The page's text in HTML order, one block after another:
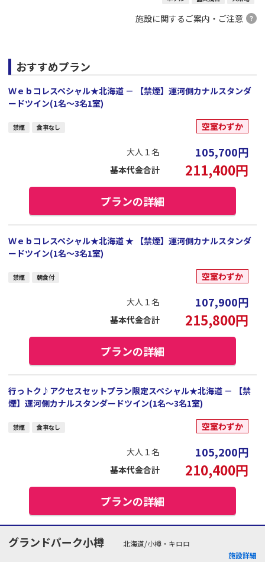
施設に関するご案内・ご注意
おすすめプラン
Ｗｅｂコレスペシャル★北海道 － 【禁煙】運河側カナルスタンダ
ードツイン(1名～3名1室)
禁煙 食事なし 空室わずか
大人１名 105,700円
基本代金合計 211,400円
プランの詳細
Ｗｅｂコレスペシャル★北海道 ★ 【禁煙】運河側カナルスタンダ
ードツイン(1名～3名1室)
禁煙 朝食付 空室わずか
大人１名 107,900円
基本代金合計 215,800円
プランの詳細
行っトク♪アクセスセットプラン限定スペシャル★北海道 － 【禁
煙】運河側カナルスタンダードツイン(1名～3名1室)
禁煙 食事なし 空室わずか
大人１名 105,200円
基本代金合計 210,400円
プランの詳細
グランドパーク小樽
北海道/小樽・キロロ
施設詳細